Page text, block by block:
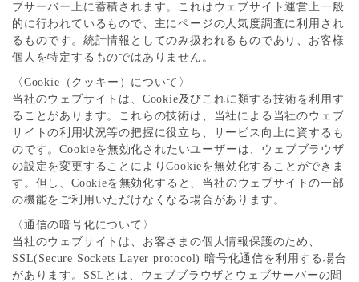
ブサーバー上に蓄積されます。これはウェブサイト運営上一般
的に行われているもので、主にページの人気度調査に利用され
るものです。統計情報としてのみ扱われるものであり、お客様
個人を特定するものではありません。
〈Cookie（クッキー）について〉
当社のウェブサイトは、Cookie及びこれに類する技術を利用す
ることがあります。これらの技術は、当社による当社のウェブ
サイトの利用状況等の把握に役立ち、サービス向上に資するも
のです。Cookieを無効化されたいユーザーは、ウェブブラウザ
の設定を変更することによりCookieを無効化することができま
す。但し、Cookieを無効化すると、当社のウェブサイトの一部
の機能をご利用いただけなくなる場合があります。
〈通信の暗号化について〉
当社のウェブサイトは、お客さまの個人情報保護のため、
SSL(Secure Sockets Layer protocol) 暗号化通信を利用する場合
があります。SSLとは、ウェブブラウザとウェブサーバーの間